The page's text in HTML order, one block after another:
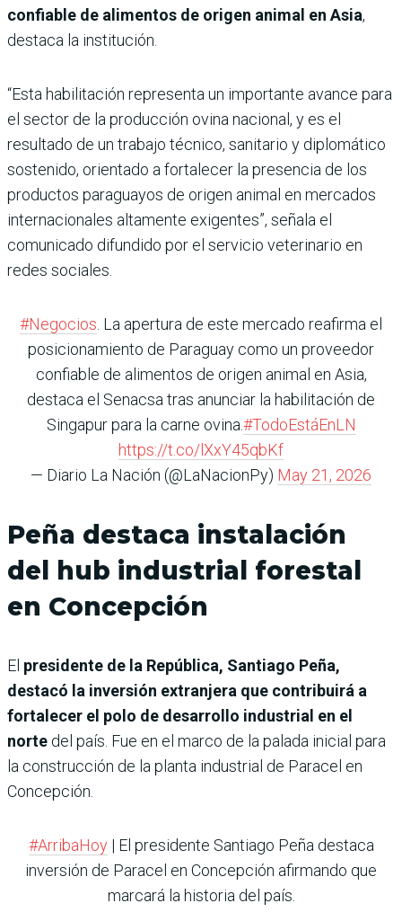
confiable de alimentos de origen animal en Asia,
destaca la institución.
“Esta habilitación representa un importante avance para
el sector de la producción ovina nacional, y es el
resultado de un trabajo técnico, sanitario y diplomático
sostenido, orientado a fortalecer la presencia de los
productos paraguayos de origen animal en mercados
internacionales altamente exigentes”, señala el
comunicado difundido por el servicio veterinario en
redes sociales.
#Negocios . La apertura de este mercado reafirma el
posicionamiento de Paraguay como un proveedor
confiable de alimentos de origen animal en Asia,
destaca el Senacsa tras anunciar la habilitación de
Singapur para la carne ovina.#TodoEstáEnLN
https://t.co/lXxY45qbKf
— Diario La Nación (@LaNacionPy) May 21, 2026
Peña destaca instalación
del hub industrial forestal
en Concepción
El presidente de la República, Santiago Peña,
destacó la inversión extranjera que contribuirá a
fortalecer el polo de desarrollo industrial en el
norte del país. Fue en el marco de la palada inicial para
la construcción de la planta industrial de Paracel en
Concepción.
#ArribaHoy| El presidente Santiago Peña destaca
inversión de Paracel en Concepción afirmando que
marcará la historia del país.